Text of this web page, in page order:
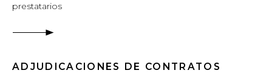
prestatarios
ADJUDICACIONES DE CONTRATOS